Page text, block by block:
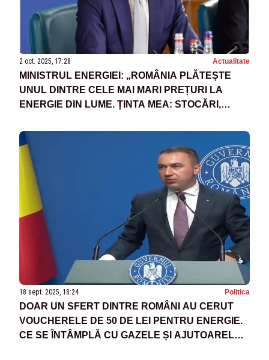
2 oct. 2025, 17:28 Actualitate
MINISTRUL ENERGIEI: „ROMÂNIA PLĂTEȘTE
UNUL DINTRE CELE MAI MARI PREȚURI LA
ENERGIE DIN LUME. ȚINTA MEA: STOCĂRI,
18 sept. 2025, 18:24 Politica
DOAR UN SFERT DINTRE ROMÂNI AU CERUT
VOUCHERELE DE 50 DE LEI PENTRU ENERGIE.
CE SE ÎNTÂMPLĂ CU GAZELE ȘI AJUTOARELE